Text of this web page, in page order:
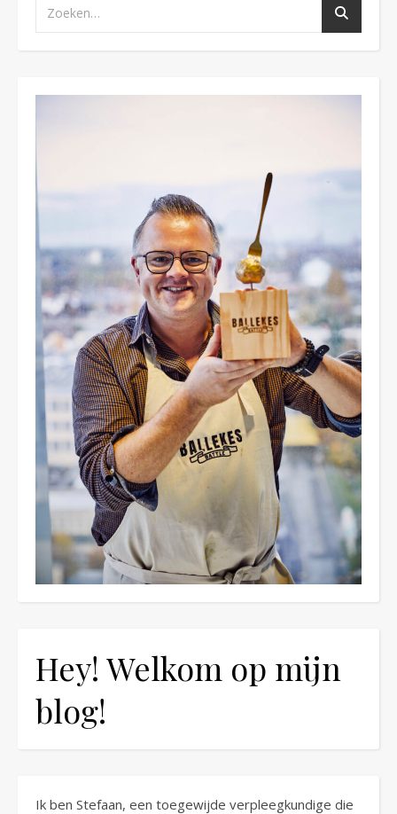
Hey! Welkom op mijn
blog!
Ik ben Stefaan, een toegewijde verpleegkundige die